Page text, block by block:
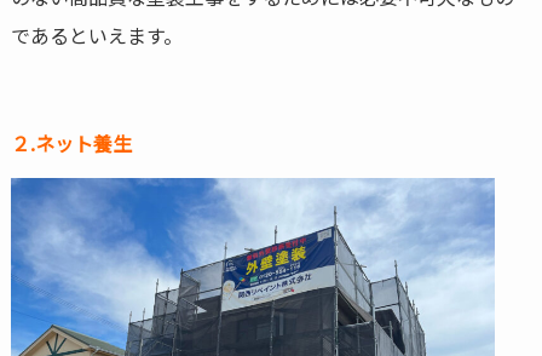
であるといえます。
２.ネット養生